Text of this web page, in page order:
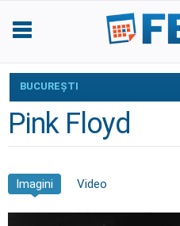
BUCUREŞTI
Pink Floyd
Imagini Video